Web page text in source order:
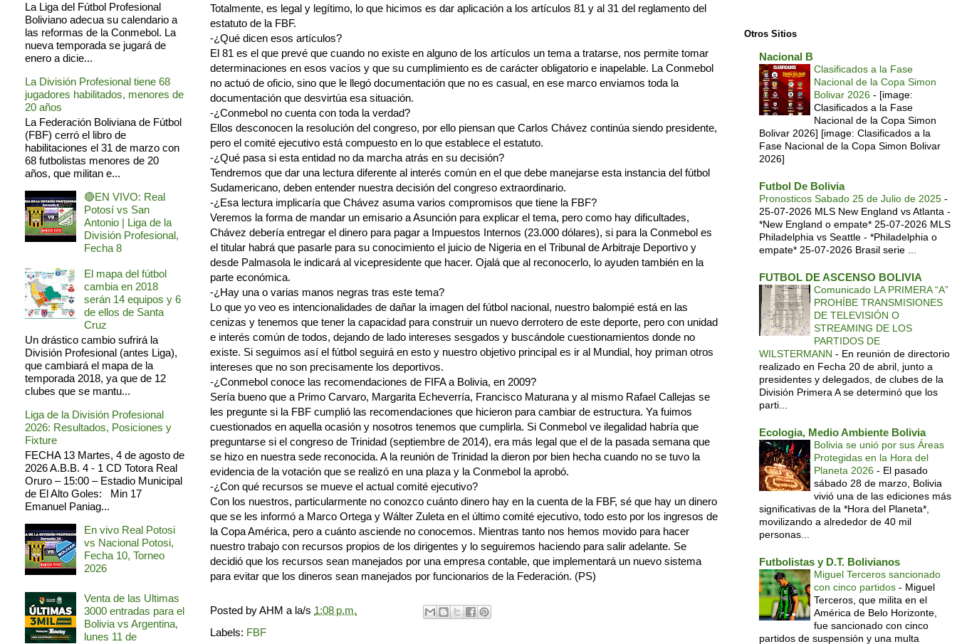
Totalmente, es legal y legítimo, lo que hicimos es dar aplicación a los artículos 81 y al 31 del reglamento del
estatuto de la FBF.
-¿Qué dicen esos artículos?
El 81 es el que prevé que cuando no existe en alguno de los artículos un tema a tratarse, nos permite tomar
determinaciones en esos vacíos y que su cumplimiento es de carácter obligatorio e inapelable. La Conmebol
no actuó de oficio, sino que le llegó documentación que no es casual, en ese marco enviamos toda la
documentación que desvirtúa esa situación.
-¿Conmebol no cuenta con toda la verdad?
Ellos desconocen la resolución del congreso, por ello piensan que Carlos Chávez continúa siendo presidente,
pero el comité ejecutivo está compuesto en lo que establece el estatuto.
-¿Qué pasa si esta entidad no da marcha atrás en su decisión?
Tendremos que dar una lectura diferente al interés común en el que debe manejarse esta instancia del fútbol
Sudamericano, deben entender nuestra decisión del congreso extraordinario.
-¿Esa lectura implicaría que Chávez asuma varios compromisos que tiene la FBF?
Veremos la forma de mandar un emisario a Asunción para explicar el tema, pero como hay dificultades,
Chávez debería entregar el dinero para pagar a Impuestos Internos (23.000 dólares), si para la Conmebol es
el titular habrá que pasarle para su conocimiento el juicio de Nigeria en el Tribunal de Arbitraje Deportivo y
desde Palmasola le indicará al vicepresidente que hacer. Ojalá que al reconocerlo, lo ayuden también en la
parte económica.
-¿Hay una o varias manos negras tras este tema?
Lo que yo veo es intencionalidades de dañar la imagen del fútbol nacional, nuestro balompié está en las
cenizas y tenemos que tener la capacidad para construir un nuevo derrotero de este deporte, pero con unidad
e interés común de todos, dejando de lado intereses sesgados y buscándole cuestionamientos donde no
existe. Si seguimos así el fútbol seguirá en esto y nuestro objetivo principal es ir al Mundial, hoy priman otros
intereses que no son precisamente los deportivos.
-¿Conmebol conoce las recomendaciones de FIFA a Bolivia, en 2009?
Sería bueno que a Primo Carvaro, Margarita Echeverría, Francisco Maturana y al mismo Rafael Callejas se
les pregunte si la FBF cumplió las recomendaciones que hicieron para cambiar de estructura. Ya fuimos
cuestionados en aquella ocasión y nosotros tenemos que cumplirla. Si Conmebol ve ilegalidad habría que
preguntarse si el congreso de Trinidad (septiembre de 2014), era más legal que el de la pasada semana que
se hizo en nuestra sede reconocida. A la reunión de Trinidad la dieron por bien hecha cuando no se tuvo la
evidencia de la votación que se realizó en una plaza y la Conmebol la aprobó.
-¿Con qué recursos se mueve el actual comité ejecutivo?
Con los nuestros, particularmente no conozco cuánto dinero hay en la cuenta de la FBF, sé que hay un dinero
que se les informó a Marco Ortega y Wálter Zuleta en el último comité ejecutivo, todo esto por los ingresos de
la Copa América, pero a cuánto asciende no conocemos. Mientras tanto nos hemos movido para hacer
nuestro trabajo con recursos propios de los dirigentes y lo seguiremos haciendo para salir adelante. Se
decidió que los recursos sean manejados por una empresa contable, que implementará un nuevo sistema
para evitar que los dineros sean manejados por funcionarios de la Federación. (PS)
Posted byAHM a la/s 1:08 p.m.
Labels: FBF
La Liga del Fútbol Profesional
Boliviano adecua su calendario a
las reformas de la Conmebol. La
nueva temporada se jugará de
enero a dicie...
La División Profesional tiene 68
jugadores habilitados, menores de
20 años
La Federación Boliviana de Fútbol
(FBF) cerró el libro de
habilitaciones el 31 de marzo con
68 futbolistas menores de 20
años, que militan e...
🔴EN VIVO: Real
Potosí vs San
Antonio | Liga de la
División Profesional,
Fecha 8
El mapa del fútbol
cambia en 2018
serán 14 equipos y 6
de ellos de Santa
Cruz
Un drástico cambio sufrirá la
División Profesional (antes Liga),
que cambiará el mapa de la
temporada 2018, ya que de 12
clubes que se mantu...
Liga de la División Profesional
2026: Resultados, Posiciones y
Fixture
FECHA 13 Martes, 4 de agosto de
2026 A.B.B. 4 - 1 CD Totora Real
Oruro – 15:00 – Estadio Municipal
de El Alto Goles: Min 17
Emanuel Paniag...
En vivo Real Potosi
vs Nacional Potosi,
Fecha 10, Torneo
2026
Venta de las Ultimas
3000 entradas para el
Bolivia vs Argentina,
lunes 11 de
Otros Sitios
Nacional B
Clasificados a la Fase
Nacional de la Copa Simon
Bolivar 2026 - [image:
Clasificados a la Fase
Nacional de la Copa Simon
Bolivar 2026] [image: Clasificados a la
Fase Nacional de la Copa Simon Bolivar
2026]
Futbol De Bolivia
Pronosticos Sabado 25 de Julio de 2025 -
25-07-2026 MLS New England vs Atlanta -
*New England o empate* 25-07-2026 MLS
Philadelphia vs Seattle - *Philadelphia o
empate* 25-07-2026 Brasil serie ...
FUTBOL DE ASCENSO BOLIVIA
Comunicado LA PRIMERA “A”
PROHÍBE TRANSMISIONES
DE TELEVISIÓN O
STREAMING DE LOS
PARTIDOS DE
WILSTERMANN - En reunión de directorio
realizado en Fecha 20 de abril, junto a
presidentes y delegados, de clubes de la
División Primera A se determinó que los
parti...
Ecologia, Medio Ambiente Bolivia
Bolivia se unió por sus Áreas
Protegidas en la Hora del
Planeta 2026 - El pasado
sábado 28 de marzo, Bolivia
vivió una de las ediciones más
significativas de la *Hora del Planeta*,
movilizando a alrededor de 40 mil
personas...
Futbolistas y D.T. Bolivianos
Miguel Terceros sancionado
con cinco partidos - Miguel
Terceros, que milita en el
América de Belo Horizonte,
fue sancionado con cinco
partidos de suspensión y una multa